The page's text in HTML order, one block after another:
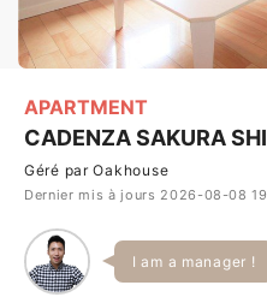
APARTMENT
CADENZA SAKURA
Géré par Oakhouse
Dernier mis à jours 2026-08-08
I am a manager !